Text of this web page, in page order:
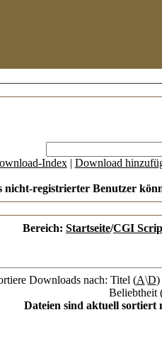
Index| Download
nicht-registrierter Benutzer
Bereich: Startseite/CGI
Downloads nach: Titel (A\D)
Beliebtheit
Dateien sind aktuell sortiert